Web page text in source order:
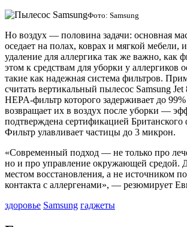
Фото: Samsung
Но воздух — половина задачи: основная
оседает на полах, коврах и мягкой мебели,
удаление для аллергика так же важно, как
этом к средствам для уборки у аллергиков
такие как надежная система фильтров.
считать вертикальный пылесос Samsung
HEPA-фильтр которого задерживает до
возвращает их в воздух после уборки —
подтверждена сертификацией Британского
Фильтр улавливает частицы до 3 микрон.
«Современный подход — не только про
но и про управление окружающей средой.
местом восстановления, а не источником
контакта с аллергенами», — резюмирует
здоровье Samsung гаджеты